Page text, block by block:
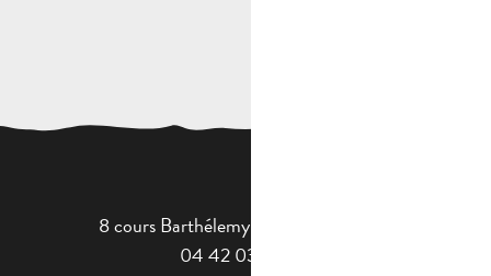
8 cours Barthélemy - 13400 Aubagne
04 42 03 49 98